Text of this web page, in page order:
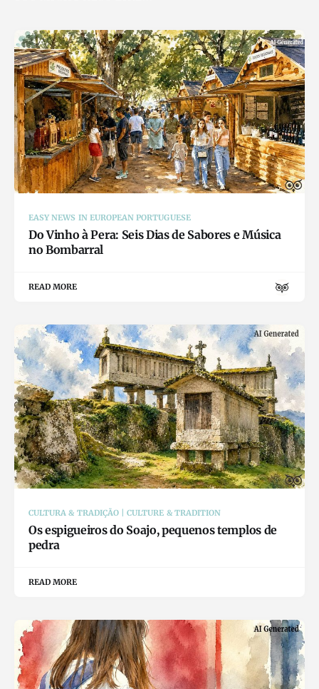
EASY NEWS IN EUROPEAN PORTUGUESE
Do Vinho à Pera: Seis Dias de Sabores e Música
no Bombarral
READ MORE
CULTURA & TRADIÇÃO | CULTURE & TRADITION
Os espigueiros do Soajo, pequenos templos de
pedra
READ MORE